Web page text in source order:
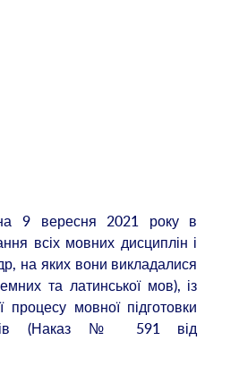
9 вересня 2021 року в
всіх мовних дисциплін і
на яких вони викладалися
та латинської мов), із
процесу мовної підготовки
(Наказ № 591 від